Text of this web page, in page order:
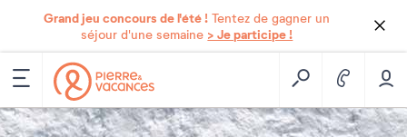
Grand jeu concours de l'été ! Tentez de gagner un
séjour d'une semaine > Je participe !